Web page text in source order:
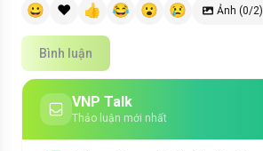
😀 ❤️ 👍 😂 😮 😢 Ảnh (0/2)
Bình luận
VNP Talk
Thảo luận mới nhất